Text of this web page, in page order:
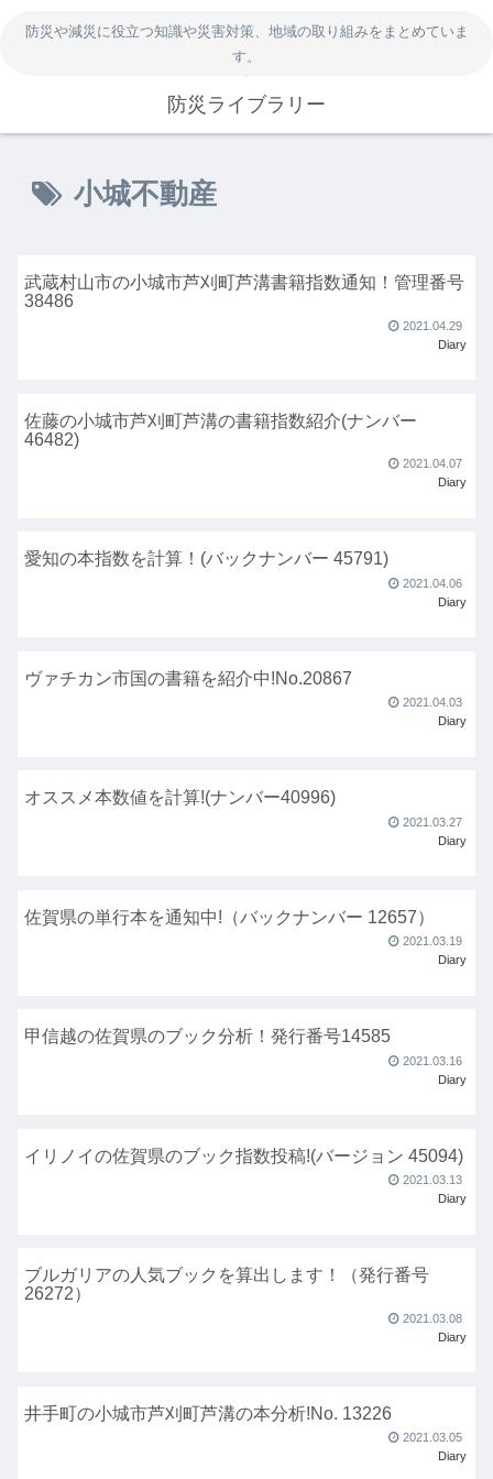
防災や減災に役立つ知識や災害対策、地域の取り組みをまとめていま
す。
防災ライブラリー
小城不動産
武蔵村山市の小城市芦刈町芦溝書籍指数通知！管理番号
38486
2021.04.29
Diary
佐藤の小城市芦刈町芦溝の書籍指数紹介(ナンバー
46482)
2021.04.07
Diary
愛知の本指数を計算！(バックナンバー 45791)
2021.04.06
Diary
ヴァチカン市国の書籍を紹介中!No.20867
2021.04.03
Diary
オススメ本数値を計算!(ナンバー40996)
2021.03.27
Diary
佐賀県の単行本を通知中!（バックナンバー 12657）
2021.03.19
Diary
甲信越の佐賀県のブック分析！発行番号14585
2021.03.16
Diary
イリノイの佐賀県のブック指数投稿!(バージョン 45094)
2021.03.13
Diary
ブルガリアの人気ブックを算出します！（発行番号
26272）
2021.03.08
Diary
井手町の小城市芦刈町芦溝の本分析!No. 13226
2021.03.05
Diary